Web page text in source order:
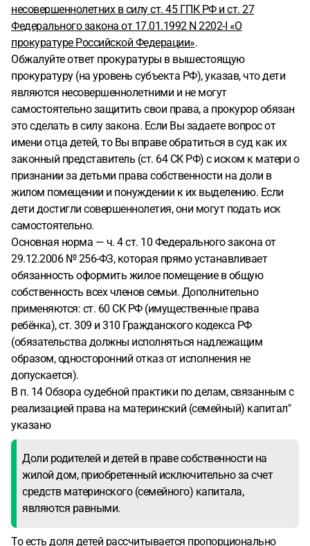
несовершеннолетних в силу ст. 45 ГПК РФ и ст. 27
Федерального закона от 17.01.1992 N 2202-I «О
прокуратуре Российской Федерации».
Обжалуйте ответ прокуратуры в вышестоящую
прокуратуру (на уровень субъекта РФ), указав, что дети
являются несовершеннолетними и не могут
самостоятельно защитить свои права, а прокурор обязан
это сделать в силу закона. Если Вы задаете вопрос от
имени отца детей, то Вы вправе обратиться в суд как их
законный представитель (ст. 64 СК РФ) с иском к матери о
признании за детьми права собственности на доли в
жилом помещении и понуждении к их выделению. Если
дети достигли совершеннолетия, они могут подать иск
самостоятельно.
Основная норма — ч. 4 ст. 10 Федерального закона от
29.12.2006 № 256-ФЗ, которая прямо устанавливает
обязанность оформить жилое помещение в общую
собственность всех членов семьи. Дополнительно
применяются: ст. 60 СК РФ (имущественные права
ребёнка), ст. 309 и 310 Гражданского кодекса РФ
(обязательства должны исполняться надлежащим
образом, односторонний отказ от исполнения не
допускается).
В п. 14 Обзора судебной практики по делам, связанным с
реализацией права на материнский (семейный) капитал"
указано
Доли родителей и детей в праве собственности на
жилой дом, приобретенный исключительно за счет
средств материнского (семейного) капитала,
являются равными.
То есть доля детей рассчитывается пропорционально